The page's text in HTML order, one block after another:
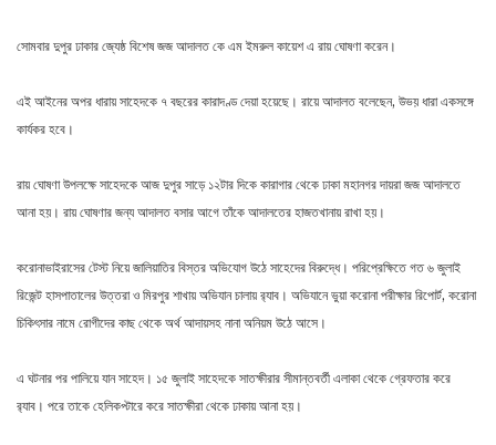
সোমবার দুপুর ঢাকার জ্যেষ্ঠ বিশেষ জজ আদালত কে এম ইমরুল কায়েশ এ রায় ঘোষণা করেন।
এই আইনের অপর ধারায় সাহেদকে ৭ বছরের কারাদণ্ড দেয়া হয়েছে। রায়ে আদালত বলেছেন, উভয় ধারা একসঙ্গে
কার্যকর হবে।
রায় ঘোষণা উপলক্ষে সাহেদকে আজ দুপুর সাড়ে ১২টার দিকে কারাগার থেকে ঢাকা মহানগর দায়রা জজ আদালতে
আনা হয়। রায় ঘোষণার জন্য আদালত বসার আগে তাঁকে আদালতের হাজতখানায় রাখা হয়।
করোনাভাইরাসের টেস্ট নিয়ে জালিয়াতির বিস্তর অভিযোগ উঠে সাহেদের বিরুদ্ধে। পরিপ্রেক্ষিতে গত ৬ জুলাই
রিজেন্ট হাসপাতালের উত্তরা ও মিরপুর শাখায় অভিযান চালায় র‌্যাব। অভিযানে ভুয়া করোনা পরীক্ষার রিপোর্ট, করোনা
চিকিৎসার নামে রোগীদের কাছ থেকে অর্থ আদায়সহ নানা অনিয়ম উঠে আসে।
এ ঘটনার পর পালিয়ে যান সাহেদ। ১৫ জুলাই সাহেদকে সাতক্ষীরার সীমান্তবর্তী এলাকা থেকে গ্রেফতার করে
র‌্যাব। পরে তাকে হেলিকপ্টারে করে সাতক্ষীরা থেকে ঢাকায় আনা হয়।